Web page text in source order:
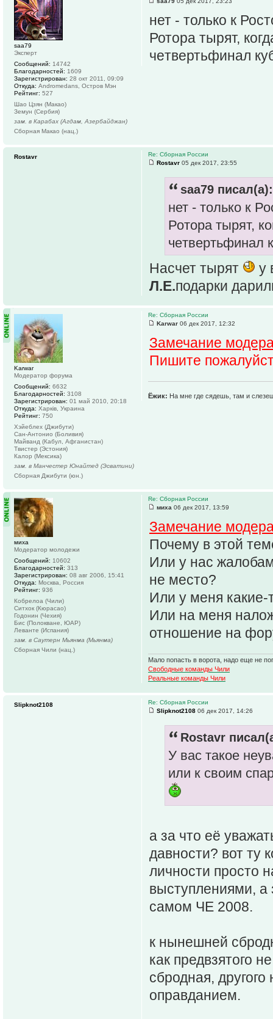
нет - только к
Ротора тырят,
чeтвeртьфинaл
saa79
Эксперт
Сообщений: 14742
Благодарностей: 1609
Зарегистрирован: 28 окт 2011, 09:09
Откуда: Andromedans, Остров Мэн
Рейтинг: 527
Шао Цзян (Макао)
Земун (Сербия)
зам. в Карабах (Агдам, Азербайджан)
Сборная Макао (нац.)
Re: Сборная России
Rostavr 05 дек 2017, 23:55
saa79 писал(а):
нет - только к
Ротора тырят,
чeтвeртьфинaл
Насчет тырят
у
Л.Е.подарки
Rostavr
Re: Сборная России
Karwar 06 дек 2017, 12:32
Замечание
Пишите
Ёжик: На мне где сядешь, там и
Karwar
Модератор форума
Сообщений: 6632
Благодарностей: 3108
Зарегистрирован: 01 май 2010, 20:18
Откуда: Харків, Украина
Рейтинг: 750
Хэйеблех (Джибути)
Сан-Антонио (Боливия)
Майванд (Кабул, Афганистан)
Твистер (Эстония)
Калор (Мексика)
зам. в Манчестер Юнайтед (Эсватини)
Сборная Джибути (юн.)
Re: Сборная России
миха 06 дек 2017, 13:59
Замечание
Почему в этой
Или у нас
не место?
Или у меня какие-
Или на меня
отношение на
Мало попасть в ворота, надо еще не
Свободные команды Чили
Реальные команды Чили
миха
Модератор молодежи
Сообщений: 10602
Благодарностей: 313
Зарегистрирован: 08 авг 2006, 15:41
Откуда: Москва, Россия
Рейтинг: 936
Кобрелоа (Чили)
Ситхок (Кюрасао)
Годонин (Чехия)
Бис (Полокване, ЮАР)
Леванте (Испания)
зам. в Саутерн Мьянма (Мьянма)
Сборная Чили (нац.)
Re: Сборная России
Slipknot2108 06 дек 2017, 14:26
Rostavr
У вас такое
или к своим
а за что её
давности? вот ту
личности просто
выступлениями, а
самом ЧЕ 2008.
к нынешней
как предвзятого
сбродная,
оправданием.
Slipknot2108